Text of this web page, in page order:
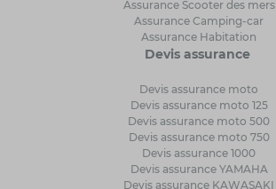
Assurance Scooter des mers
Assurance Camping-car
Assurance Habitation
Devis assurance
Devis assurance moto
Devis assurance moto 125
Devis assurance moto 500
Devis assurance moto 750
Devis assurance 1000
Devis assurance YAMAHA
Devis assurance KAWASAKI